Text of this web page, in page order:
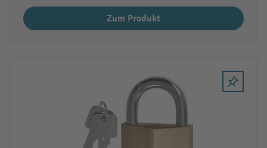
Zum Produkt